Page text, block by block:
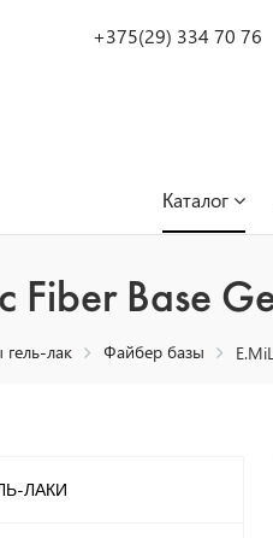
+375(29) 334 70 76
Каталог
Fiber Base
гель-лак Файбер базы
ЛАКИ